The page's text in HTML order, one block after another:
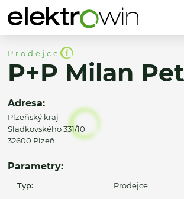
Prodejce
P+P Milan
Adresa:
Plzeňský kraj
Sladkovského 331/10
32600 Plzeň
Parametry:
Typ: Prodejce